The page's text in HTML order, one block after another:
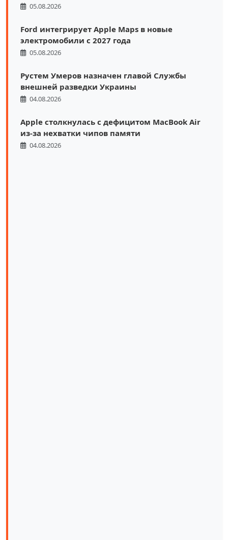
05.08.2026
Ford интегрирует Apple Maps в новые
электромобили с 2027 года
05.08.2026
Рустем Умеров назначен главой Службы
внешней разведки Украины
04.08.2026
Apple столкнулась с дефицитом MacBook Air
из-за нехватки чипов памяти
04.08.2026